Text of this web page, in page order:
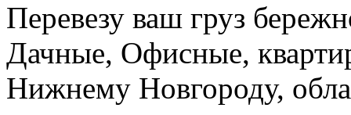
Перевезу ваш груз
Дачные, Офисные,
Нижнему Новгороду,